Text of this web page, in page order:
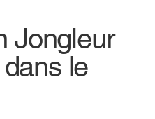
Jongleur
le